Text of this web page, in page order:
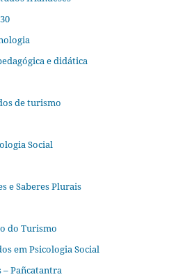
e didática
de turismo
Social
e Saberes Plurais
do Turismo
em Psicologia Social
– Pañcatantra